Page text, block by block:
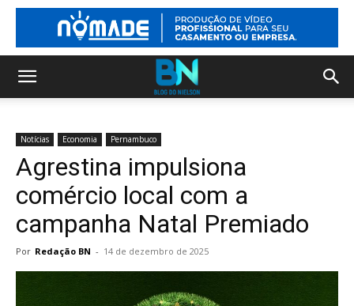
Notícias Economia Pernambuco
Agrestina impulsiona
comércio local com a
campanha Natal Premiado
Por Redação BN - 14 de dezembro de 2025